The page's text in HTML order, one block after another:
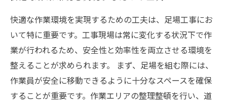
快適な作業環境を実現するための工夫は、足場工事にお
いて特に重要です。工事現場は常に変化する状況下で作
業が行われるため、安全性と効率性を両立させる環境を
整えることが求められます。 まず、足場を組む際には、
作業員が安全に移動できるように十分なスペースを確保
することが重要です。作業エリアの整理整頓を行い、道